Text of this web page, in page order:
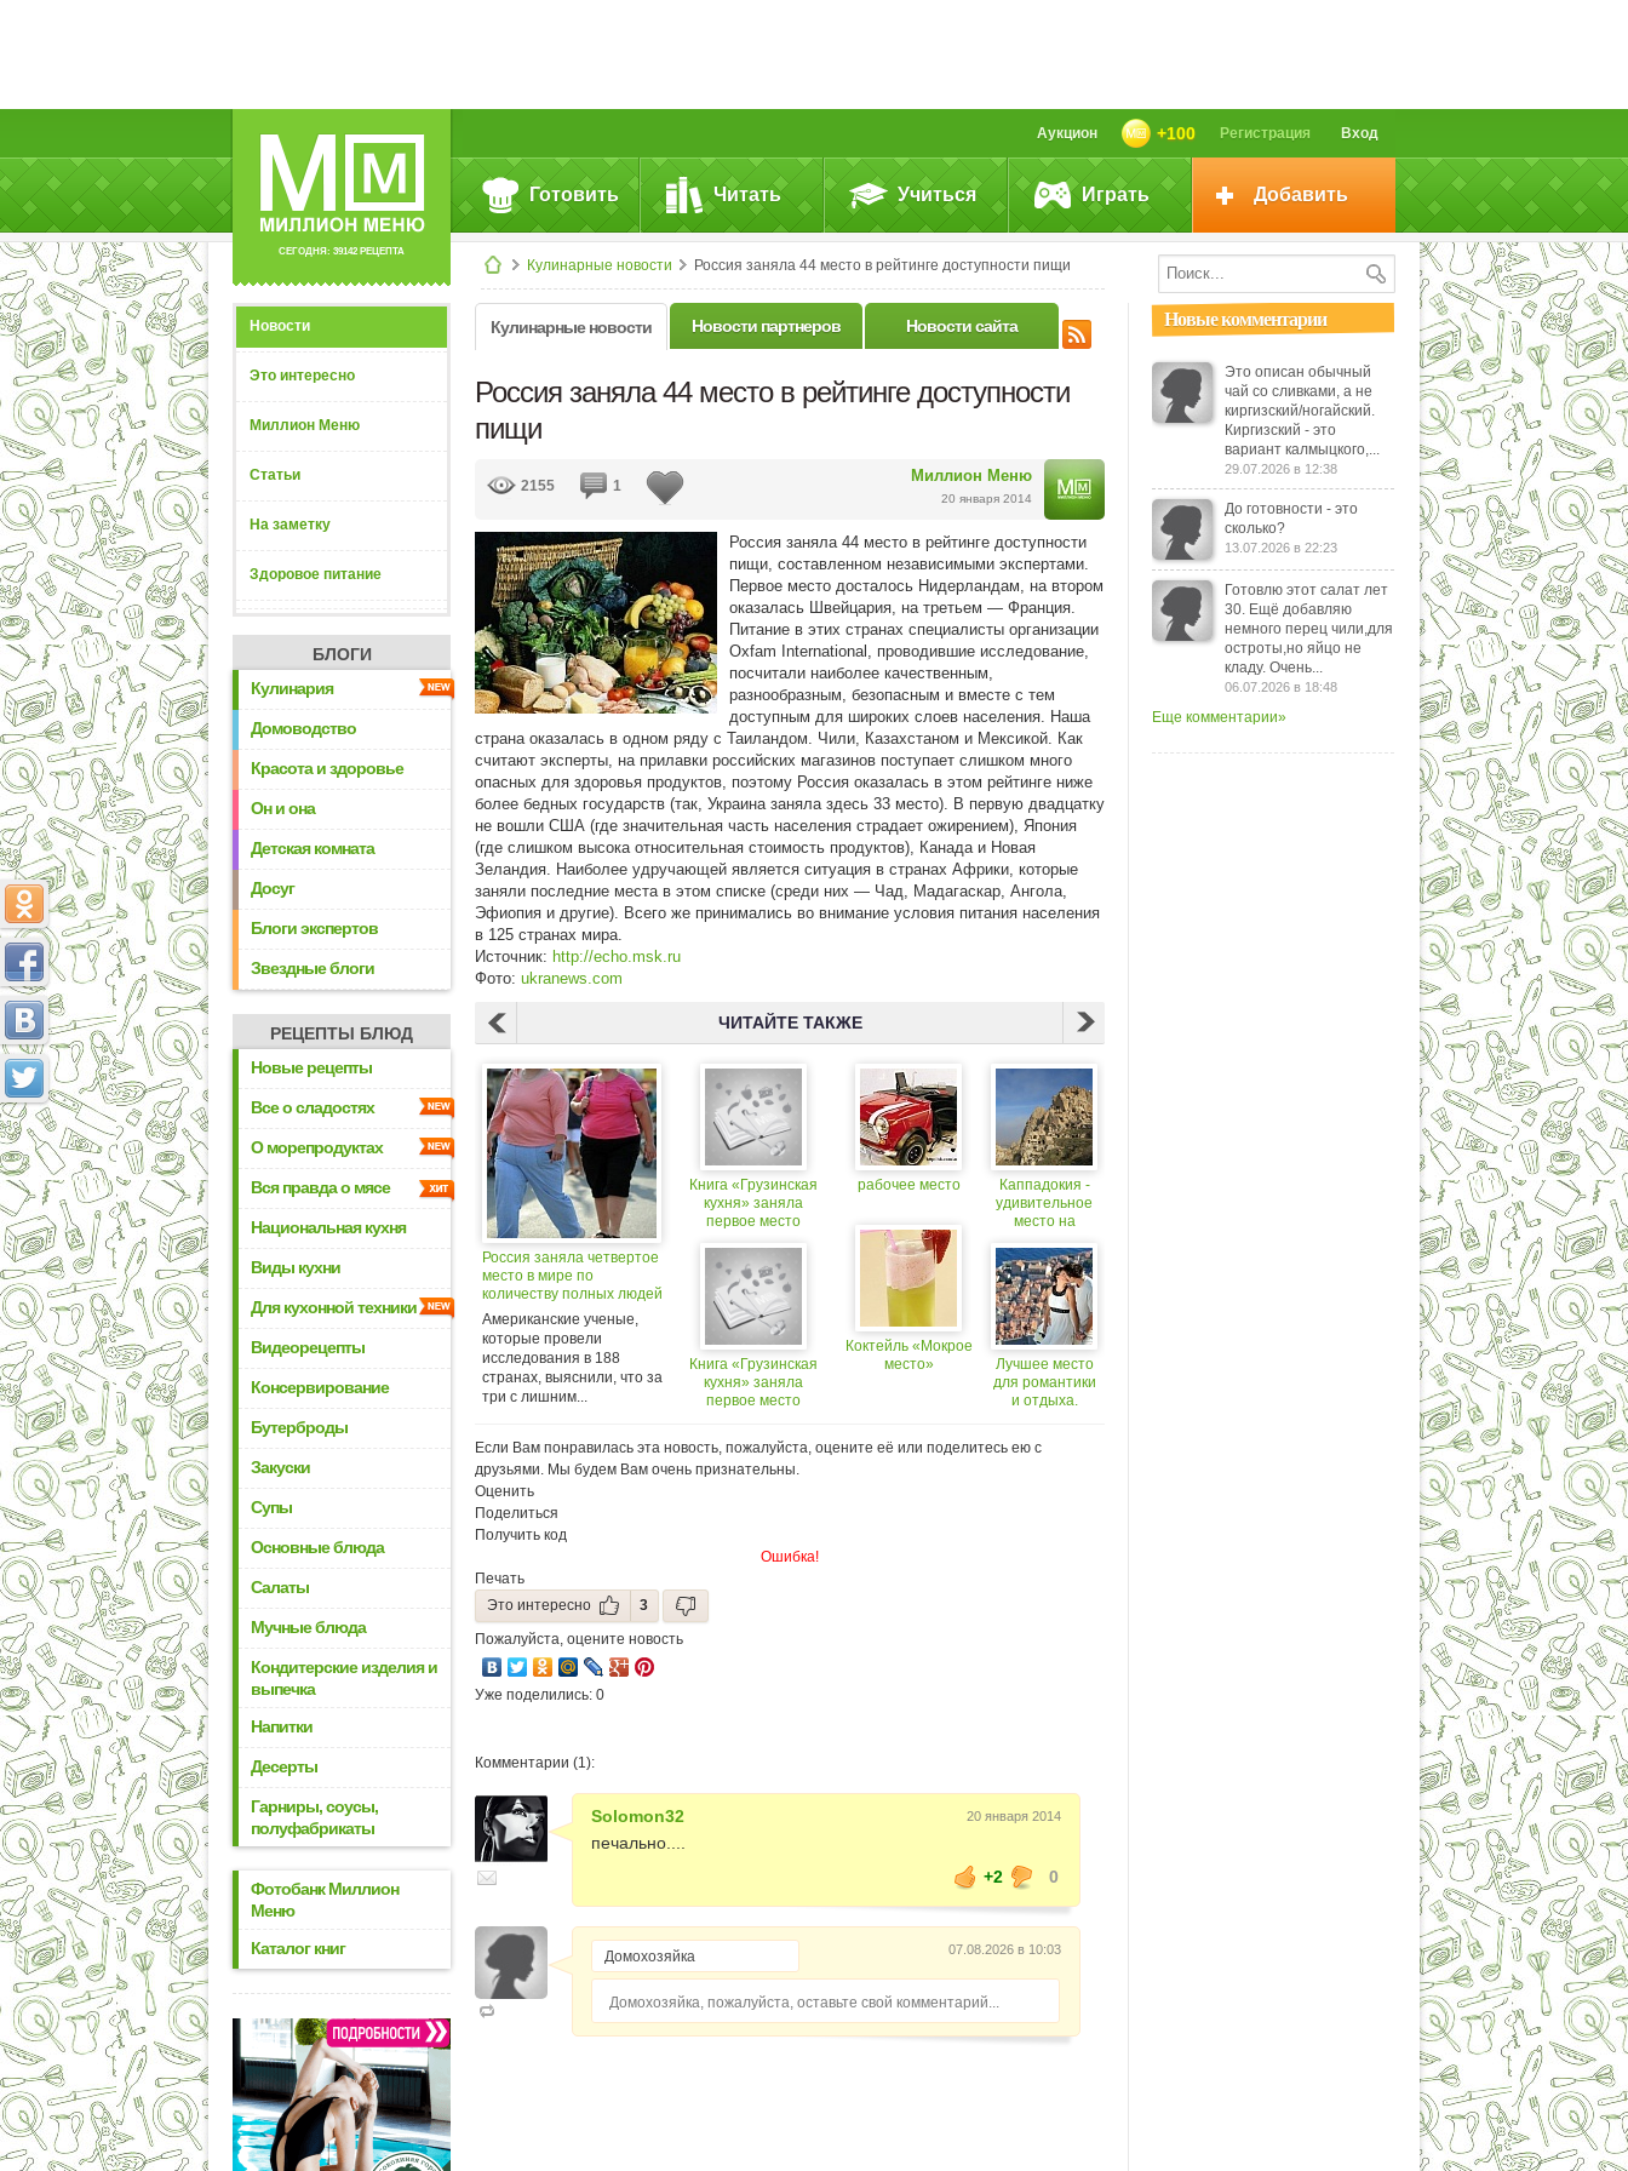
СЕГОДНЯ: 39142 РЕЦЕПТА
Вход
Регистрация
+100
Аукцион
Готовить Читать Учиться Играть Добавить
Кулинарные новости Россия заняла 44 место в рейтинге доступности пищи
Новости
Это интересно
Миллион Меню
Статьи
На заметку
Здоровое питание
БЛОГИ
Кулинария
Домоводство
Красота и здоровье
Он и она
Детская комната
Досуг
Блоги экспертов
Звездные блоги
РЕЦЕПТЫ БЛЮД
Новые рецепты
Все о сладостях
О морепродуктах
Вся правда о мясе
Национальная кухня
Виды кухни
Для кухонной техники
Видеорецепты
Консервирование
Бутерброды
Закуски
Супы
Основные блюда
Салаты
Мучные блюда
Кондитерские изделия и
выпечка
Напитки
Десерты
Гарниры, соусы,
полуфабрикаты
Фотобанк Миллион
Меню
Каталог книг
Кулинарные новости Новости партнеров Новости сайта
Россия заняла 44 место в рейтинге доступности
пищи
Миллион Меню
20 января 2014
2155 1
Россия заняла 44 место в рейтинге доступности
пищи, составленном независимыми экспертами.
Первое место досталось Нидерландам, на втором
оказалась Швейцария, на третьем — Франция.
Питание в этих странах специалисты организации
Oxfam International, проводившие исследование,
посчитали наиболее качественным,
разнообразным, безопасным и вместе с тем
доступным для широких слоев населения. Наша
страна оказалась в одном ряду с Таиландом. Чили, Казахстаном и Мексикой. Как
считают эксперты, на прилавки российских магазинов поступает слишком много
опасных для здоровья продуктов, поэтому Россия оказалась в этом рейтинге ниже
более бедных государств (так, Украина заняла здесь 33 место). В первую двадцатку
не вошли США (где значительная часть населения страдает ожирением), Япония
(где слишком высока относительная стоимость продуктов), Канада и Новая
Зеландия. Наиболее удручающей является ситуация в странах Африки, которые
заняли последние места в этом списке (среди них — Чад, Мадагаскар, Ангола,
Эфиопия и другие). Всего же принимались во внимание условия питания населения
в 125 странах мира.
Источник: http://echo.msk.ru
Фото: ukranews.com
ЧИТАЙТЕ ТАКЖЕ
Россия заняла четвертое
место в мире по
количеству полных людей
Американские ученые,
которые провели
исследования в 188
странах, выяснили, что за
три с лишним...
Книга «Грузинская
кухня» заняла
первое место
Книга «Грузинская
кухня» заняла
первое место
конкурсе
рабочее место
Коктейль «Мокрое
место»
Каппадокия -
удивительное
место на
Лучшее место
для романтики
и отдыха.
Если Вам понравилась эта новость, пожалуйста, оцените её или поделитесь ею с
друзьями. Мы будем Вам очень признательны.
Оценить
Поделиться
Получить код
Ошибка!
Печать
Это интересно
3
Пожалуйста, оцените новость
Уже поделились: 0
Комментарии (1):
Solomon32 20 января 2014
печально....
+2
0
07.08.2026 в 10:03
Домохозяйка, пожалуйста, оставьте свой комментарий...
Новые комментарии
Это описан обычный
чай со сливками, а не
киргизский/ногайский.
Киргизский - это
вариант калмыцкого,...
29.07.2026 в 12:38
До готовности - это
сколько?
13.07.2026 в 22:23
Готовлю этот салат лет
30. Ещё добавляю
немного перец чили,для
остроты,но яйцо не
кладу. Очень...
06.07.2026 в 18:48
Еще комментарии»